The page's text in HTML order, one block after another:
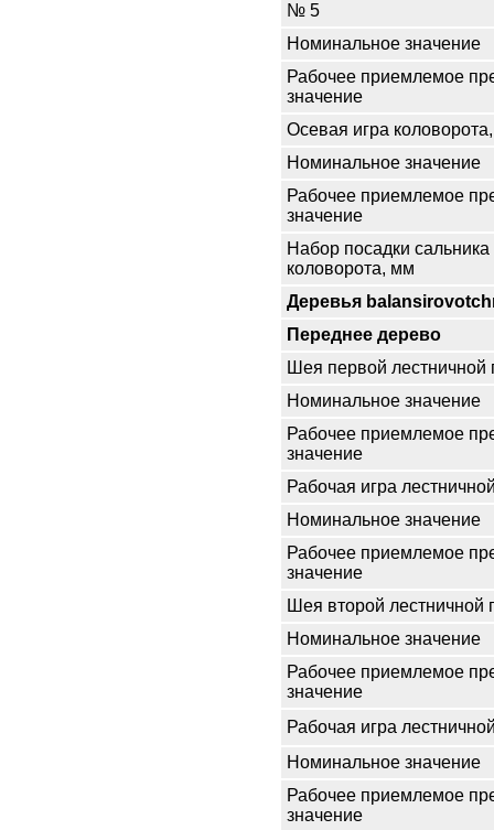
№ 5
Номинальное значение
Рабочее приемлемое
значение
Осевая игра
Номинальное значение
Рабочее приемлемое
значение
Набор посадки сальника
коловорота, мм
Деревья
Переднее дерево
Шея первой
Номинальное значение
Рабочее приемлемое
значение
Рабочая игра
Номинальное значение
Рабочее приемлемое
значение
Шея второй
Номинальное значение
Рабочее приемлемое
значение
Рабочая игра
Номинальное значение
Рабочее приемлемое
значение